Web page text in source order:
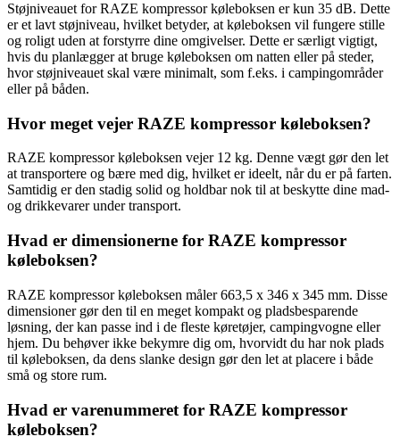
Støjniveauet for RAZE kompressor køleboksen er kun 35 dB. Dette
er et lavt støjniveau, hvilket betyder, at køleboksen vil fungere stille
og roligt uden at forstyrre dine omgivelser. Dette er særligt vigtigt,
hvis du planlægger at bruge køleboksen om natten eller på steder,
hvor støjniveauet skal være minimalt, som f.eks. i campingområder
eller på båden.
Hvor meget vejer RAZE kompressor køleboksen?
RAZE kompressor køleboksen vejer 12 kg. Denne vægt gør den let
at transportere og bære med dig, hvilket er ideelt, når du er på farten.
Samtidig er den stadig solid og holdbar nok til at beskytte dine mad-
og drikkevarer under transport.
Hvad er dimensionerne for RAZE kompressor
køleboksen?
RAZE kompressor køleboksen måler 663,5 x 346 x 345 mm. Disse
dimensioner gør den til en meget kompakt og pladsbesparende
løsning, der kan passe ind i de fleste køretøjer, campingvogne eller
hjem. Du behøver ikke bekymre dig om, hvorvidt du har nok plads
til køleboksen, da dens slanke design gør den let at placere i både
små og store rum.
Hvad er varenummeret for RAZE kompressor
køleboksen?